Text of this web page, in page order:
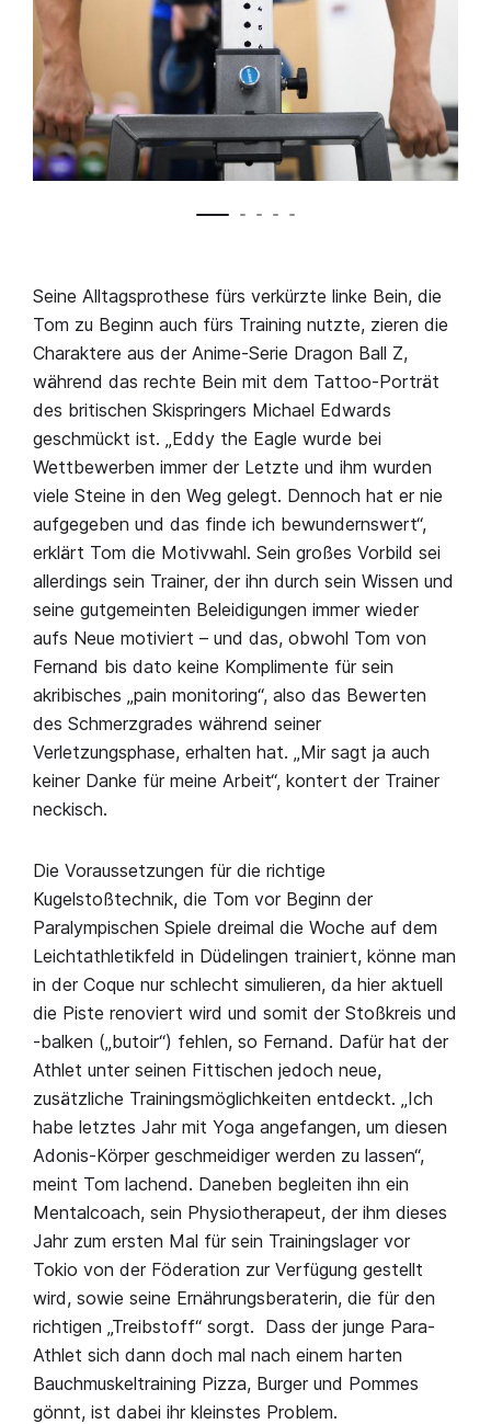
Seine Alltagsprothese fürs verkürzte linke Bein, die
Tom zu Beginn auch fürs Training nutzte, zieren die
Charaktere aus der Anime-Serie Dragon Ball Z,
während das rechte Bein mit dem Tattoo-Porträt
des britischen Skispringers Michael Edwards
geschmückt ist. „Eddy the Eagle wurde bei
Wettbewerben immer der Letzte und ihm wurden
viele Steine in den Weg gelegt. Dennoch hat er nie
aufgegeben und das finde ich bewundernswert“,
erklärt Tom die Motivwahl. Sein großes Vorbild sei
allerdings sein Trainer, der ihn durch sein Wissen und
seine gutgemeinten Beleidigungen immer wieder
aufs Neue motiviert – und das, obwohl Tom von
Fernand bis dato keine Komplimente für sein
akribisches „pain monitoring“, also das Bewerten
des Schmerzgrades während seiner
Verletzungsphase, erhalten hat. „Mir sagt ja auch
keiner Danke für meine Arbeit“, kontert der Trainer
neckisch.
Die Voraussetzungen für die richtige
Kugelstoßtechnik, die Tom vor Beginn der
Paralympischen Spiele dreimal die Woche auf dem
Leichtathletikfeld in Düdelingen trainiert, könne man
in der Coque nur schlecht simulieren, da hier aktuell
die Piste renoviert wird und somit der Stoßkreis und
-balken („butoir“) fehlen, so Fernand. Dafür hat der
Athlet unter seinen Fittischen jedoch neue,
zusätzliche Trainingsmöglichkeiten entdeckt. „Ich
habe letztes Jahr mit Yoga angefangen, um diesen
Adonis-Körper geschmeidiger werden zu lassen“,
meint Tom lachend. Daneben begleiten ihn ein
Mentalcoach, sein Physiotherapeut, der ihm dieses
Jahr zum ersten Mal für sein Trainingslager vor
Tokio von der Föderation zur Verfügung gestellt
wird, sowie seine Ernährungsberaterin, die für den
richtigen „Treibstoff“ sorgt. Dass der junge Para-
Athlet sich dann doch mal nach einem harten
Bauchmuskeltraining Pizza, Burger und Pommes
gönnt, ist dabei ihr kleinstes Problem.